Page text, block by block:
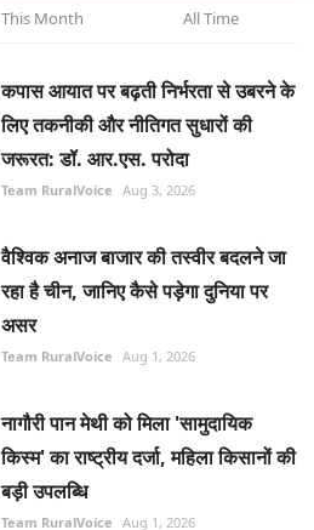
This Month All Time
कपास आयात पर बढ़ती निर्भरता से उबरने के
लिए तकनीकी और नीतिगत सुधारों की
जरूरत: डॉ. आर.एस. परोदा
Team RuralVoice Aug 3, 2026
वैश्विक अनाज बाजार की तस्वीर बदलने जा
रहा है चीन, जानिए कैसे पड़ेगा दुनिया पर
असर
Team RuralVoice Aug 1, 2026
नागौरी पान मेथी को मिला 'सामुदायिक
किस्म' का राष्ट्रीय दर्जा, महिला किसानों की
बड़ी उपलब्धि
Team RuralVoice Aug 1, 2026